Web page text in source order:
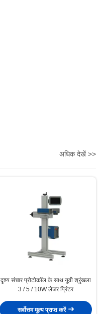
अधिक देखें >>
दृश्य संचार प्रोटोकॉल के साथ यूवी श्रृंखला
3 / 5 / 10W लेजर प्रिंटर
सर्वोत्तम मूल्य प्राप्त करें